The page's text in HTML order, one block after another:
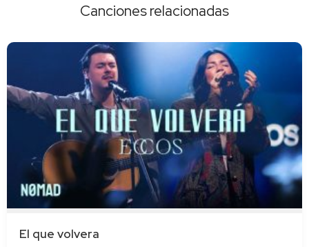
Canciones relacionadas
El que volvera